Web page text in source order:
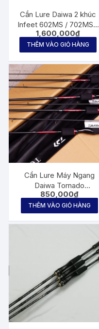
thể
được
chọn
trên
sản
phẩm
Cần Lure Daiwa 2 khúc
Infeet 602MS / 702MS (
Đứng ) – 602MHB /
672MHB ( Ngang )
1,600,000₫
THÊM VÀO GIỎ HÀNG
Cần Lure Máy Ngang
Daiwa Tornado
662MB/602MHB/602MB-
SD – NEW!2020 – Chính
Hãng
850,000₫
THÊM VÀO GIỎ HÀNG